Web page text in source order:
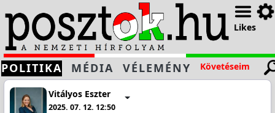
Likes
POLITIKA MÉDIA VÉLEMÉNY Követéseim
Vitályos Eszter
2025. 07. 12. 12:50